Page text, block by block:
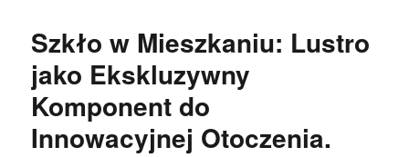
Szkło w Mieszkaniu: Lustro
jako Ekskluzywny
Komponent do
Innowacyjnej Otoczenia.